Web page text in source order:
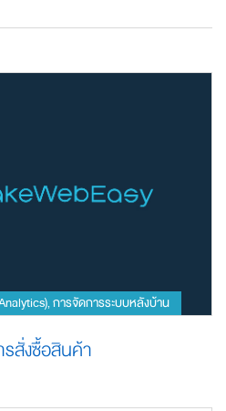
,การจัดการระบบหลังบ้าน
สั่งซื้อสินค้า